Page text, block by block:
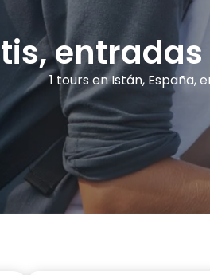
1 tours en Istán, España,